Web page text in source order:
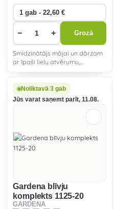
− + Grozā
Smidzinātājs mājai un dārzam
ar īpaši lielu atvērumu,
Noliktavā 3 gab
Jūs varat saņemt parīt, 11.08.
Gardena blīvju
komplekts 1125-20
GARDENA